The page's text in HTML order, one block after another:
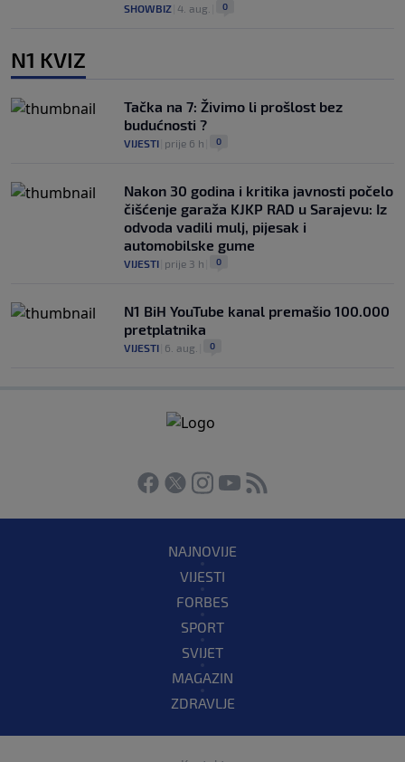
SHOWBIZ 4. aug. 0
N1 KVIZ
Tačka na 7: Živimo li prošlost bez
budućnosti ?
VIJESTI prije 6 h 0
Nakon 30 godina i kritika javnosti počelo
čišćenje garaža KJKP RAD u Sarajevu: Iz
odvoda vadili mulj, pijesak i
automobilske gume
VIJESTI prije 3 h 0
N1 BiH YouTube kanal premašio 100.000
pretplatnika
VIJESTI 6. aug. 0
NAJNOVIJE
VIJESTI
FORBES
SPORT
SVIJET
MAGAZIN
ZDRAVLJE